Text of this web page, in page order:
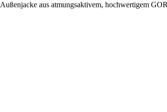
aus atmungsaktivem, hochwertigem